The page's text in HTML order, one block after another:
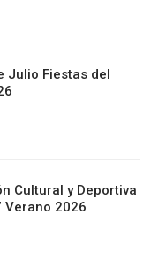
Julio Fiestas del
Cultural y Deportiva
Verano 2026